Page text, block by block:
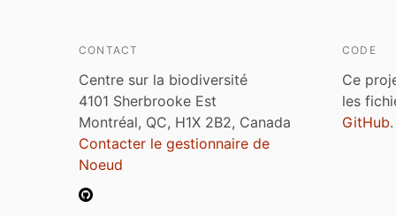
CONTACT
Centre sur la biodiversité
4101 Sherbrooke Est
Montréal, QC, H1X 2B2, Canada
Contacter le gestionnaire de
Noeud
CODE
Ce
les
GitHub.